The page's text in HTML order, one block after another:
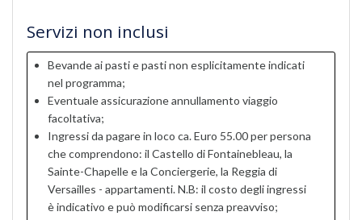
Servizi non inclusi
Bevande ai pasti e pasti non esplicitamente indicati
nel programma;
Eventuale assicurazione annullamento viaggio
facoltativa;
Ingressi da pagare in loco ca. Euro 55.00 per persona
che comprendono: il Castello di Fontainebleau, la
Sainte-Chapelle e la Conciergerie, la Reggia di
Versailles - appartamenti. N.B: il costo degli ingressi
è indicativo e può modificarsi senza preavviso;